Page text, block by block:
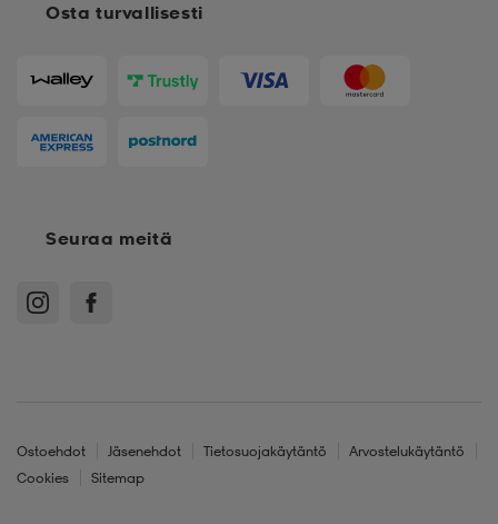
Osta turvallisesti
Seuraa meitä
Ostoehdot Jäsenehdot Tietosuojakäytäntö
Arvostelukäytäntö
Cookies
Sitemap